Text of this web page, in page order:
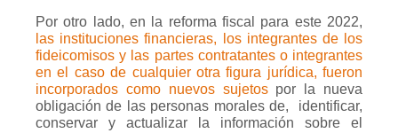
Por otro lado, en la reforma fiscal para este 2022,
las instituciones financieras, los integrantes de los
fideicomisos y las partes contratantes o integrantes
en el caso de cualquier otra figura jurídica, fueron
incorporados como nuevos sujetos por la nueva
obligación de las personas morales de,
identificar,
conservar y actualizar la información sobre el